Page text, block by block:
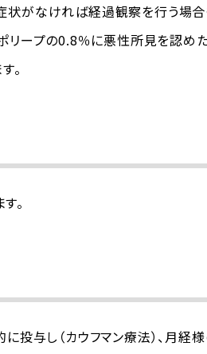
がなければ経過観察を行う場
ープの0.8％に悪性所見を認め
。
。
投与し（カウフマン療法）、月